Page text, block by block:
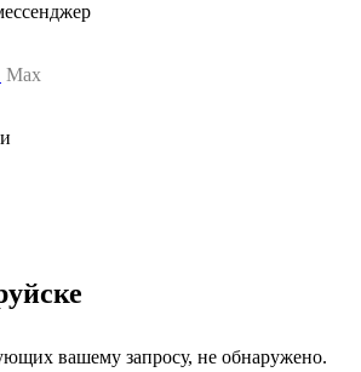
Max
вашему запросу, не обнаружено.